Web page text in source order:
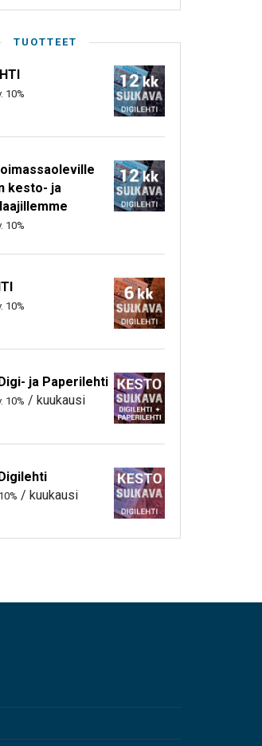
TUOTTEET
10%
kesto- ja
10%
10%
ja Paperilehti
10% / kuukausi
/ kuukausi